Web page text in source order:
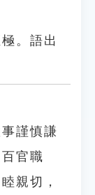
。語出
謹慎謙
官職
親切，